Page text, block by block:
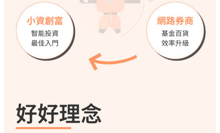
好好理念